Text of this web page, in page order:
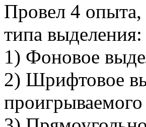
Провел 4 опыта,
типа выделения:
1) Фоновое
2) Шрифтовое